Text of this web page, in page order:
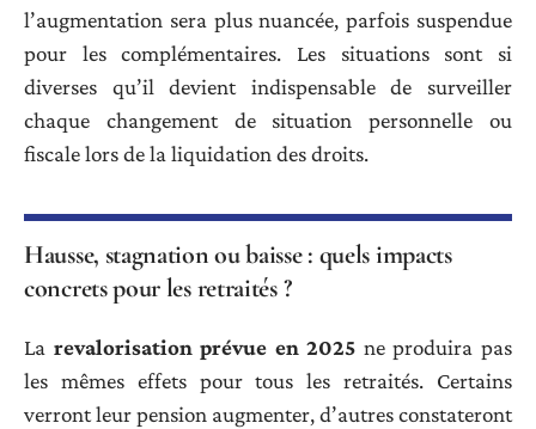
l’augmentation sera plus nuancée, parfois suspendue
pour les complémentaires. Les situations sont si
diverses qu’il devient indispensable de surveiller
chaque changement de situation personnelle ou
fiscale lors de la liquidation des droits.
Hausse, stagnation ou baisse : quels impacts
concrets pour les retraités ?
La revalorisation prévue en 2025 ne produira pas
les mêmes effets pour tous les retraités. Certains
verront leur pension augmenter, d’autres constateront